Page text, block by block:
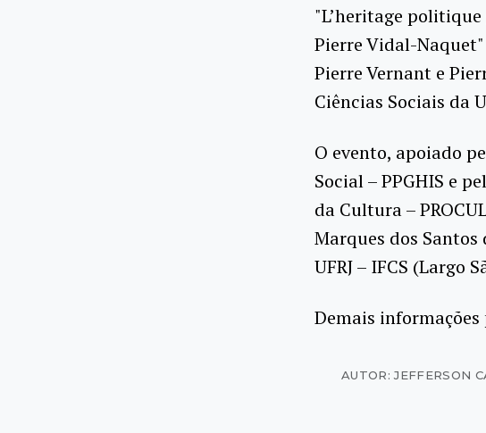
"L’heritage politique
Pierre Vidal-
Pierre Vernant e
Ciências Sociais da
O evento, apoiado
Social – PPGHIS e
da Cultura –
Marques dos
UFRJ – IFCS (Largo
Demais
AUTOR: JEFFERSON